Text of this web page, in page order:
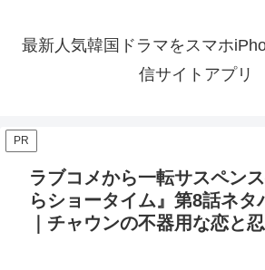
最新人気韓国ドラマをスマホ
信サイトアプリ
PR
ラブコメから一転サスペン
らショータイム』第8話ネタ
｜チャウンの不器用な恋と